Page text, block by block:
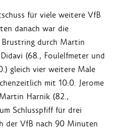
für viele weitere VfB
danach war die
durch Martin
(68., Foulelfmeter und
gleich vier weitere Male
mit 10:0. Jerome
Harnik (82.,
Schlusspfiff für drei
der VfB nach 90 Minuten